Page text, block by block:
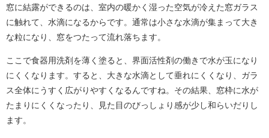
窓に結露ができるのは、室内の暖かく湿った空気が冷えた窓ガラス
に触れて、水滴になるからです。通常は小さな水滴が集まって大き
な粒になり、窓をつたって流れ落ちます。
ここで食器用洗剤を薄く塗ると、界面活性剤の働きで水が玉になり
にくくなります。すると、大きな水滴として垂れにくくなり、ガラ
ス全体にうすく広がりやすくなるんですね。その結果、窓枠に水が
たまりにくくなったり、見た目のびっしょり感が少し和らいだりし
ます。